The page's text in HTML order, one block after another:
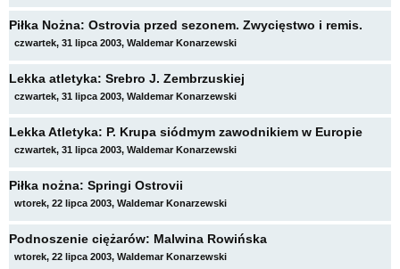
Piłka Nożna: Ostrovia przed sezonem. Zwycięstwo i remis.
czwartek, 31 lipca 2003, Waldemar Konarzewski
Lekka atletyka: Srebro J. Zembrzuskiej
czwartek, 31 lipca 2003, Waldemar Konarzewski
Lekka Atletyka: P. Krupa siódmym zawodnikiem w Europie
czwartek, 31 lipca 2003, Waldemar Konarzewski
Piłka nożna: Springi Ostrovii
wtorek, 22 lipca 2003, Waldemar Konarzewski
Podnoszenie ciężarów: Malwina Rowińska
wtorek, 22 lipca 2003, Waldemar Konarzewski